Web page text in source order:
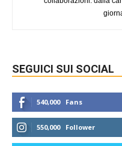
SEGUICI SUI SOCIAL
540,000 Fans
550,000 Follower